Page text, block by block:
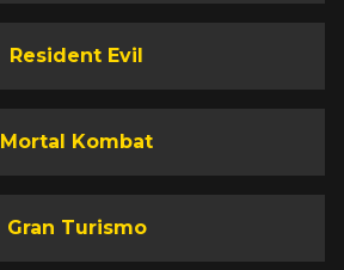
Resident Evil
Mortal Kombat
Gran Turismo